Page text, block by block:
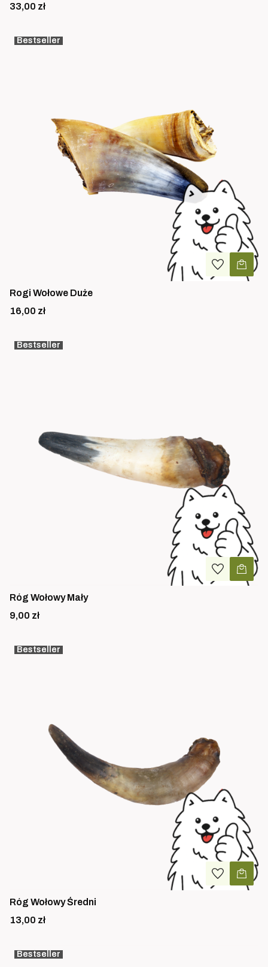
Cena
33,00 zł
Bestseller
Rogi Wołowe Duże
Cena
16,00 zł
Bestseller
Róg Wołowy Mały
Cena
9,00 zł
Bestseller
Róg Wołowy Średni
Cena
13,00 zł
Bestseller